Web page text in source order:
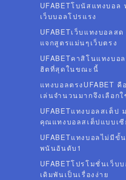
UFABETโบนัสแทงบอล
เว็บบอลโปรแรง
UFABETเว็บแทงบอลส
แจกสูตรแม่นๆเว็บตรง
UFABETคาสิโนแทงบอ
ฮิตที่สุดในขณะนี้
แทงบอลตรงUFABET คื
เล่นจำนวนมากจึงเลือกใ
UFABETแทงบอลสเต็ป
คุณแทงบอลสเต็ปแบบเ
UFABETแทงบอลไม่มีขั้
พนันอันดับ1
UFABETโปรโมชั่นเว็บ
เดิมพันเป็นเรื่องง่าย